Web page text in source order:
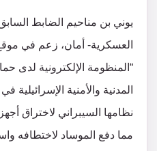
يوني بن مناحيم الضابط
العسكرية- أمان، زعم في
“المنظومة الإلكترونية لدى
المدنية والأمنية
نظامها السيبراني لاختراق
مما دفع الموساد لاختطافه